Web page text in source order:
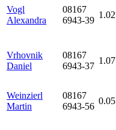
Vogl
Alexandra
08167
6943-39
1.02
Vrhovnik
Daniel
08167
6943-37
1.07
Weinzierl
Martin
08167
6943-56
0.05